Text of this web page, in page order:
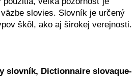
slovies. Slovník je určený
škôl, ako aj širokej verejnosti.
slovník, Dictionnaire slovaque-